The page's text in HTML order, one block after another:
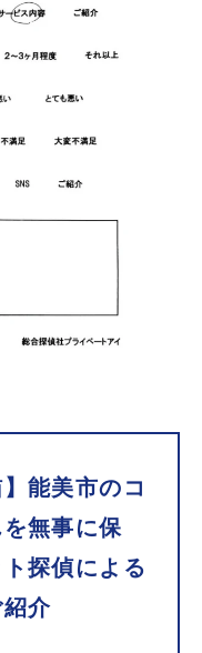
】能美市のコ
無事に保
探偵による
介